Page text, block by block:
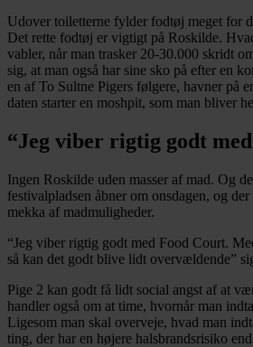
Udover toiletterne fylder fodtøj meget for
Det rette fodtøj er vigtigt på Roskilde.
vabler, når man trasker 20-30.000 skridt
sig, at man også har sine sko på efter en
en af To Sultne Pigers følgere, havner på
daten starter en moshpit, som man bliver
“Jeg viber rigtig godt
Ingen Roskilde uden masser af mad. Og
festivalpladsen åbner om onsdagen, og
mekka af madmuligheder.
“Jeg viber rigtig godt med Food Court.
så kan det godt blive lidt overvældende”
Pige 2 kan godt få lidt social angst af at
handler også om at time, hvornår man
Ligesom man skal overveje, hvad man
ting, der har en højere halsbrandsrisiko